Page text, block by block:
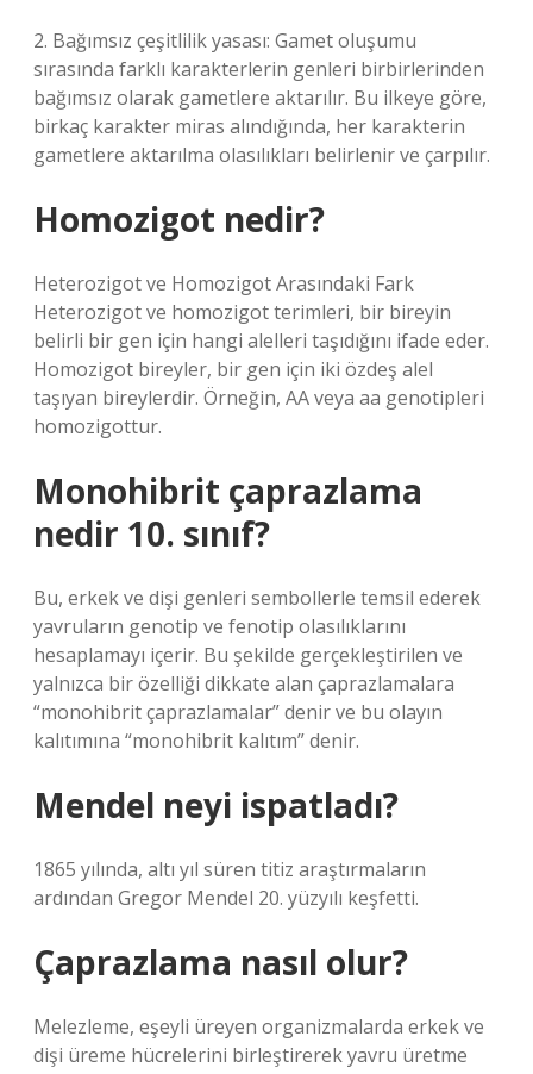
2. Bağımsız çeşitlilik yasası: Gamet oluşumu
sırasında farklı karakterlerin genleri birbirlerinden
bağımsız olarak gametlere aktarılır. Bu ilkeye göre,
birkaç karakter miras alındığında, her karakterin
gametlere aktarılma olasılıkları belirlenir ve çarpılır.
Homozigot nedir?
Heterozigot ve Homozigot Arasındaki Fark
Heterozigot ve homozigot terimleri, bir bireyin
belirli bir gen için hangi alelleri taşıdığını ifade eder.
Homozigot bireyler, bir gen için iki özdeş alel
taşıyan bireylerdir. Örneğin, AA veya aa genotipleri
homozigottur.
Monohibrit çaprazlama
nedir 10. sınıf?
Bu, erkek ve dişi genleri sembollerle temsil ederek
yavruların genotip ve fenotip olasılıklarını
hesaplamayı içerir. Bu şekilde gerçekleştirilen ve
yalnızca bir özelliği dikkate alan çaprazlamalara
“monohibrit çaprazlamalar” denir ve bu olayın
kalıtımına “monohibrit kalıtım” denir.
Mendel neyi ispatladı?
1865 yılında, altı yıl süren titiz araştırmaların
ardından Gregor Mendel 20. yüzyılı keşfetti.
Çaprazlama nasıl olur?
Melezleme, eşeyli üreyen organizmalarda erkek ve
dişi üreme hücrelerini birleştirerek yavru üretme